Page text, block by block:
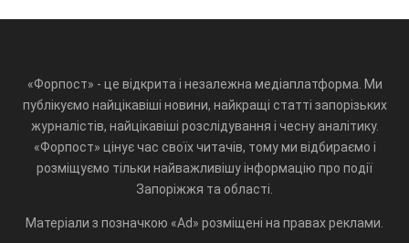
«Форпост» - це відкрита і незалежна медіаплатформа. Ми
публікуємо найцікавіші новини, найкращі статті запорізьких
журналістів, найцікавіші розслідування і чесну аналітику.
«Форпост» цінує час своїх читачів, тому ми відбираємо і
розміщуємо тільки найважливішу інформацію про події
Запоріжжя та області.
Матеріали з позначкою «Ad» розміщені на правах реклами.